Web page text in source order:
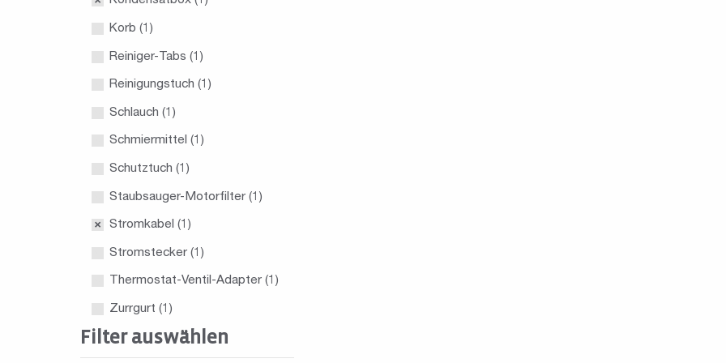
Korb (1)
Reiniger-Tabs (1)
Reinigungstuch (1)
Schlauch (1)
Schmiermittel (1)
Schutztuch (1)
Staubsauger-Motorfilter (1)
Stromkabel (1)
Stromstecker (1)
Thermostat-Ventil-Adapter (1)
Zurrgurt (1)
Filter auswählen